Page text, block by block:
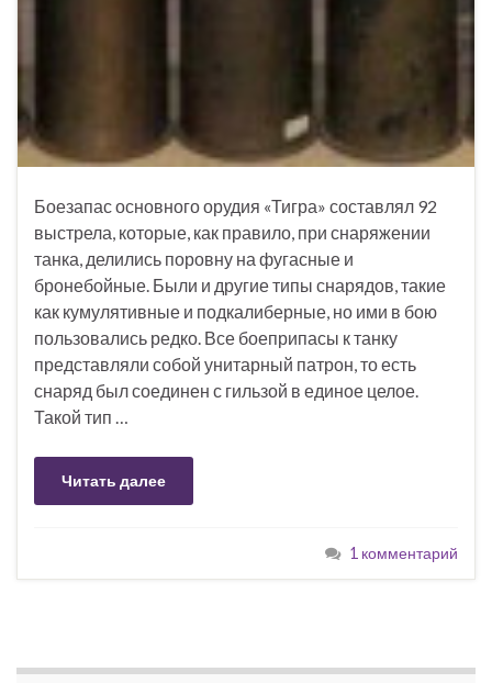
Боезапас основного орудия «Тигра» составлял 92
выстрела, которые, как правило, при снаряжении
танка, делились поровну на фугасные и
бронебойные. Были и другие типы снарядов, такие
как кумулятивные и подкалиберные, но ими в бою
пользовались редко. Все боеприпасы к танку
представляли собой унитарный патрон, то есть
снаряд был соединен с гильзой в единое целое.
Такой тип …
Читать далее
1 комментарий